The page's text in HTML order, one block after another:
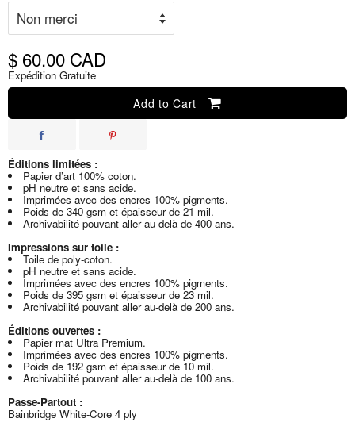
$ 60.00 CAD
Expédition Gratuite
Add to Cart
Éditions limitées :
Papier d’art 100% coton.
pH neutre et sans acide.
Imprimées avec des encres 100% pigments.
Poids de 340 gsm et épaisseur de 21 mil.
Archivabilité pouvant aller au-delà de 400 ans.
Impressions sur toile :
Toile de poly-coton.
pH neutre et sans acide.
Imprimées avec des encres 100% pigments.
Poids de 395 gsm et épaisseur de 23 mil.
Archivabilité pouvant aller au-delà de 200 ans.
Éditions ouvertes :
Papier mat Ultra Premium.
Imprimées avec des encres 100% pigments.
Poids de 192 gsm et épaisseur de 10 mil.
Archivabilité pouvant aller au-delà de 100 ans.
Passe-Partout :
Bainbridge White-Core 4 ply